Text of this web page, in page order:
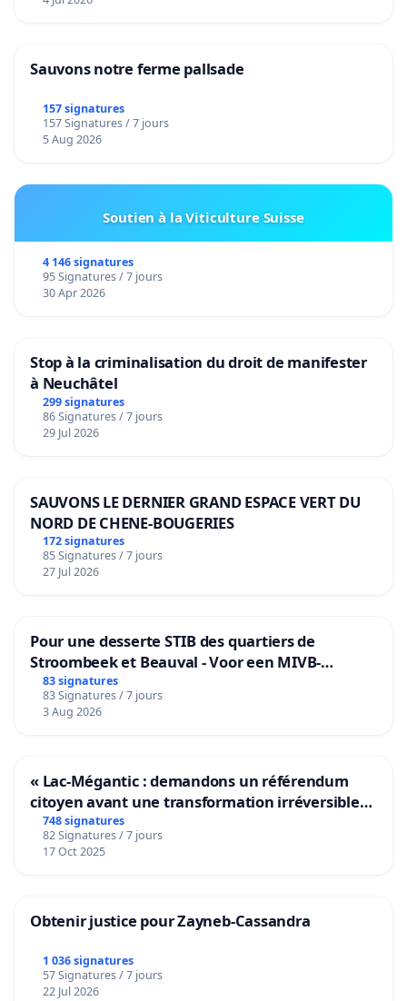
Sauvons notre ferme pallsade
157 signatures
157 Signatures / 7 jours
5 Aug 2026
Soutien à la Viticulture Suisse
4 146 signatures
95 Signatures / 7 jours
30 Apr 2026
Stop à la criminalisation du droit de manifester
à Neuchâtel
299 signatures
86 Signatures / 7 jours
29 Jul 2026
SAUVONS LE DERNIER GRAND ESPACE VERT DU
NORD DE CHENE-BOUGERIES
172 signatures
85 Signatures / 7 jours
27 Jul 2026
Pour une desserte STIB des quartiers de
Stroombeek et Beauval - Voor een MIVB-
bediening van de wijken Strombeek en Het
Voor
83 signatures
83 Signatures / 7 jours
3 Aug 2026
« Lac-Mégantic : demandons un référendum
citoyen avant une transformation irréversible
de notre territoire »
748 signatures
82 Signatures / 7 jours
17 Oct 2025
Obtenir justice pour Zayneb-Cassandra
1 036 signatures
57 Signatures / 7 jours
22 Jul 2026